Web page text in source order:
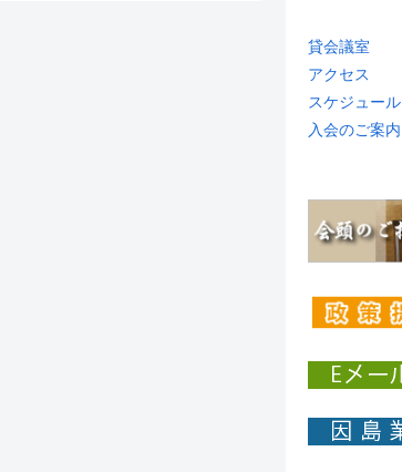
貸会議室
アクセス
スケジュール
入会のご案内